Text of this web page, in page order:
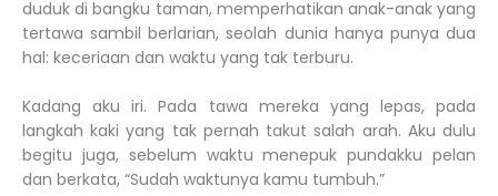
duduk di bangku taman, memperhatikan anak-anak yang
tertawa sambil berlarian, seolah dunia hanya punya dua
hal: keceriaan dan waktu yang tak terburu.
Kadang aku iri. Pada tawa mereka yang lepas, pada
langkah kaki yang tak pernah takut salah arah. Aku dulu
begitu juga, sebelum waktu menepuk pundakku pelan
dan berkata, “Sudah waktunya kamu tumbuh.”